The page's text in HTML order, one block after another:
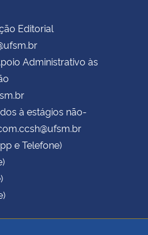
Editorial
Administrativo às
à estágios não-
e Telefone)